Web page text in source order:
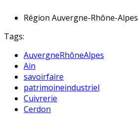
Région Auvergne-Rhône-Alpes
Tags:
AuvergneRhôneAlpes
Ain
savoirfaire
patrimoineindustriel
Cuivrerie
Cerdon